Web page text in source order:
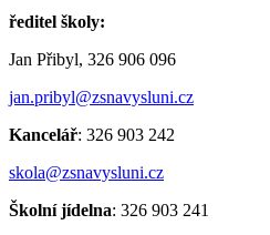
ředitel školy:
Jan Přibyl, 326 906 096
jan.pribyl@zsnavysluni.cz
Kancelář: 326 903 242
skola@zsnavysluni.cz
Školní jídelna: 326 903 241